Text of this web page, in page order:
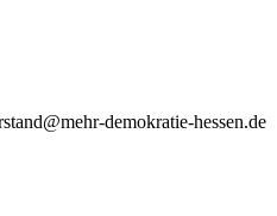
demokratie-hessen.de